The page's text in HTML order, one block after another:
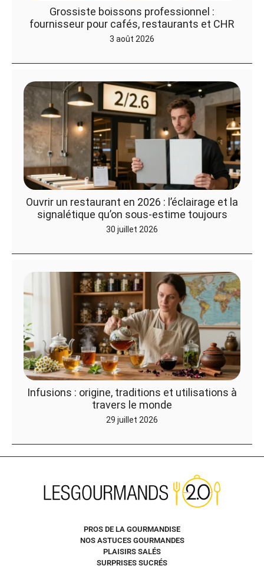
Grossiste boissons professionnel :
fournisseur pour cafés, restaurants et CHR
3 août 2026
Ouvrir un restaurant en 2026 : l’éclairage et la
signalétique qu’on sous-estime toujours
30 juillet 2026
Infusions : origine, traditions et utilisations à
travers le monde
29 juillet 2026
PROS DE LA GOURMANDISE
NOS ASTUCES GOURMANDES
PLAISIRS SALÉS
SURPRISES SUCRÉS